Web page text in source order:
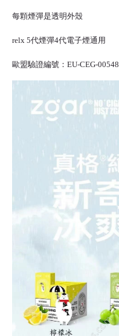
每顆煙彈是透明外殼
relx 5代煙彈4代電子煙通用
歐盟驗證編號：EU-CEG-00548